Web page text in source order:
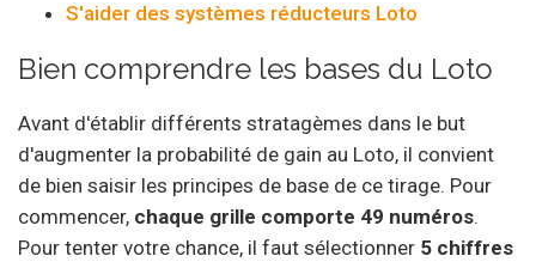
S'aider des systèmes réducteurs Loto
Bien comprendre les bases du Loto
Avant d'établir différents stratagèmes dans le but
d'augmenter la probabilité de gain au Loto, il convient
de bien saisir les principes de base de ce tirage. Pour
commencer, chaque grille comporte 49 numéros.
Pour tenter votre chance, il faut sélectionner 5 chiffres